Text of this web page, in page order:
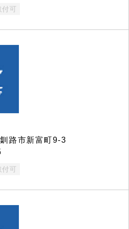
付可
路市新富町9-3
付可